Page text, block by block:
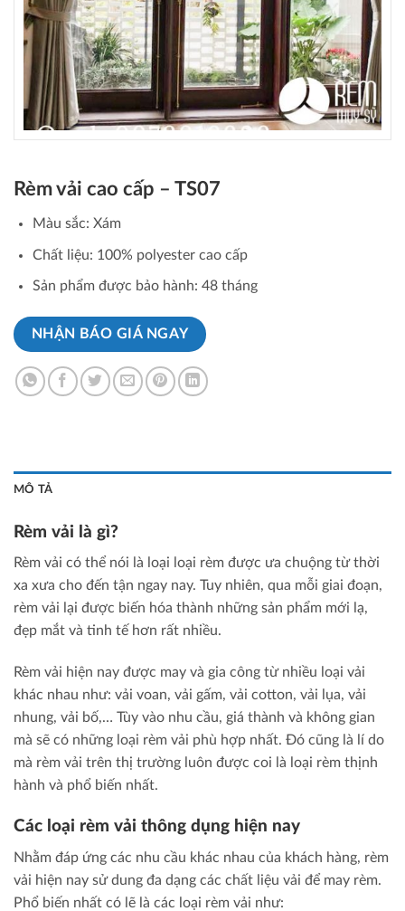
Rèm vải cao cấp – TS07
Màu sắc: Xám
Chất liệu: 100% polyester cao cấp
Sản phẩm được bảo hành: 48 tháng
NHẬN BÁO GIÁ NGAY
MÔ TẢ
Rèm vải là gì?
Rèm vải có thể nói là loại loại rèm được ưa chuộng từ thời
xa xưa cho đến tận ngay nay. Tuy nhiên, qua mỗi giai đoạn,
rèm vải lại được biến hóa thành những sản phẩm mới lạ,
đẹp mắt và tinh tế hơn rất nhiều.
Rèm vải hiện nay được may và gia công từ nhiều loại vải
khác nhau như: vải voan, vải gấm, vải cotton, vải lụa, vải
nhung, vải bố,… Tùy vào nhu cầu, giá thành và không gian
mà sẽ có những loại rèm vải phù hợp nhất. Đó cũng là lí do
mà rèm vải trên thị trường luôn được coi là loại rèm thịnh
hành và phổ biến nhất.
Các loại rèm vải thông dụng hiện nay
Nhằm đáp ứng các nhu cầu khác nhau của khách hàng, rèm
vải hiện nay sử dung đa dạng các chất liệu vải để may rèm.
Phổ biến nhất có lẽ là các loại rèm vải như: